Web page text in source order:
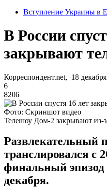
Вступление Украины в
В России
закрывают
Корреспондент.net, 18
6
8206
Фото: Скриншот видео
Телешоу Дом-2 закрывают из-
Развлекательный
транслировался с
финальный эпизод
декабря.